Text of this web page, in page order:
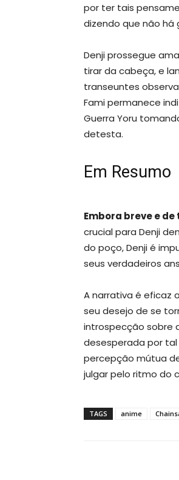
por ter tais
dizendo que não há
Denji prossegue
tirar da cabeça, e
transeuntes
Fami permanece
Guerra Yoru
detesta.
Em Resumo
Embora breve e de
crucial para Denji
do poço, Denji é
seus verdadeiros
A narrativa é eficaz
seu desejo de se
introspecção sobre
desesperada por
percepção mútua
julgar pelo ritmo do
TAGS anime